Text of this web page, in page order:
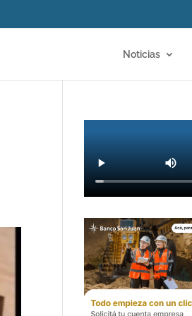
Noticias